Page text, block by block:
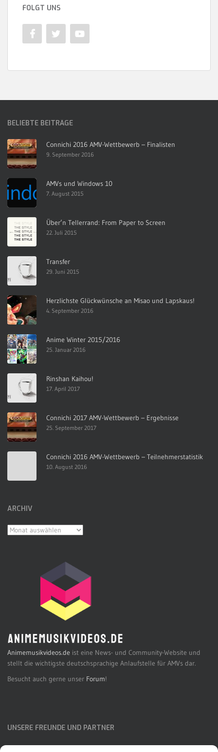
FOLGT UNS
BELIEBTE BEITRÄGE
Connichi 2016 AMV-Wettbewerb – Finalisten
9. September 2016
AMVs und Windows 10
7. August 2015
Über’n Tellerrand: From Paper to Screen
22. Juli 2015
Transfer
29. Juni 2015
Herzlichste Glückwünsche an Misao und Lapskaus!
4. September 2016
Anime Winter 2015/2016
25. Januar 2016
Rinshan Kaihou!
17. April 2017
Connichi 2017 AMV-Wettbewerb – Ergebnisse
25. September 2017
Connichi 2016 AMV-Wettbewerb – Teilnehmerstatistik
10. August 2016
ARCHIV
Archiv
Animemusikvideos.de ist eine News- und Community-Website und
stellt die wichtigste deutschsprachige Anlaufstelle für AMVs dar.
Besucht auch gerne unser Forum!
UNSERE FREUNDE UND PARTNER
AMVcz